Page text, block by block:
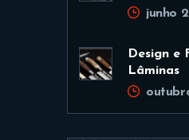
junho
Design e
Lâminas